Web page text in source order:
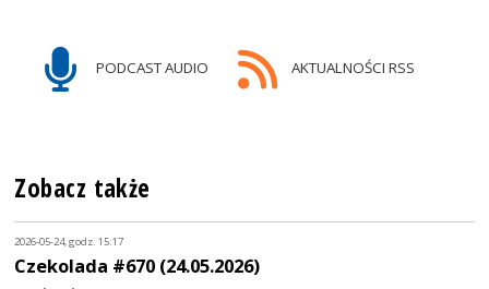
PODCAST AUDIO AKTUALNOŚCI RSS
Zobacz także
2026-05-24, godz. 15:17
Czekolada #670 (24.05.2026)